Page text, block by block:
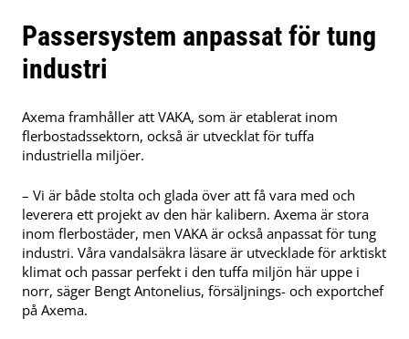
Passersystem anpassat för tung
industri
Axema framhåller att VAKA, som är etablerat inom
flerbostadssektorn, också är utvecklat för tuffa
industriella miljöer.
– Vi är både stolta och glada över att få vara med och
leverera ett projekt av den här kalibern. Axema är stora
inom flerbostäder, men VAKA är också anpassat för tung
industri. Våra vandalsäkra läsare är utvecklade för arktiskt
klimat och passar perfekt i den tuffa miljön här uppe i
norr, säger Bengt Antonelius, försäljnings- och exportchef
på Axema.